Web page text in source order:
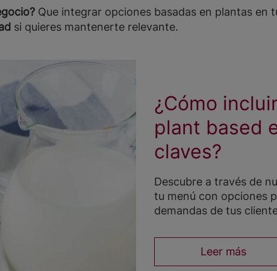
Que integrar opciones basadas en plantas en
si quieres mantenerte relevante.
¿Cómo
plant based
claves?
Descubre a través de
tu menú con opciones
demandas de tus
Leer más